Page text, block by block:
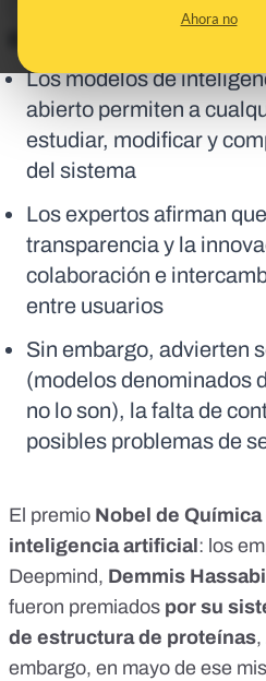
Ahora no
Los modelos de
abierto permiten a
estudiar, modificar y
del sistema
Los expertos afirman
transparencia y la
colaboración e
entre usuarios
Sin embargo, advierten
(modelos denominados
no lo son), la falta de
posibles problemas de
El premio Nobel de
inteligencia artificial : los
Deepmind, Demmis
fueron premiados por su
de estructura de proteínas,
embargo, en mayo de ese